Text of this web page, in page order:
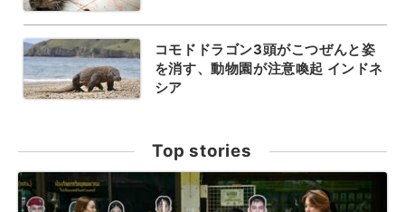
コモドドラゴン3頭がこつぜんと姿
を消す、動物園が注意喚起 インドネ
シア
Top stories